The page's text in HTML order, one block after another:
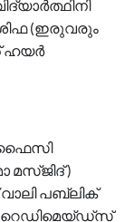
(ഇരുവരും
ഹയര്‍
ഫൈസി
മസ്ജിദ് )
പബ്ലിക്
റെഡിമെയ്ഡ്‌സ്